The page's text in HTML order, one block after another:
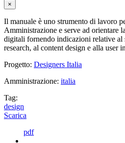
×
Il manuale è uno strumento di lavoro
Amministrazione e serve ad orientare
digitali fornendo indicazioni relative al
research, al content design e alla user
Progetto: Designers Italia
Amministrazione: italia
Tag:
design
Scarica
pdf